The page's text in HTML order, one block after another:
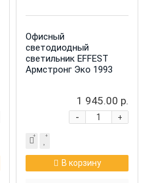
Офисный
светодиодный
светильник EFFEST
Армстронг Эко 1993
1 945.00 р.
+
-
В корзину